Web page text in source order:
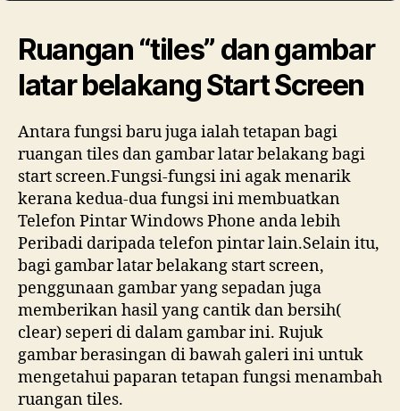
Ruangan “tiles” dan gambar
latar belakang Start Screen
Antara fungsi baru juga ialah tetapan bagi
ruangan tiles dan gambar latar belakang bagi
start screen.Fungsi-fungsi ini agak menarik
kerana kedua-dua fungsi ini membuatkan
Telefon Pintar Windows Phone anda lebih
Peribadi daripada telefon pintar lain.Selain itu,
bagi gambar latar belakang start screen,
penggunaan gambar yang sepadan juga
memberikan hasil yang cantik dan bersih(
clear) seperi di dalam gambar ini. Rujuk
gambar berasingan di bawah galeri ini untuk
mengetahui paparan tetapan fungsi menambah
ruangan tiles.